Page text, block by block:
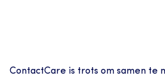
ContactCare is trots om samen te